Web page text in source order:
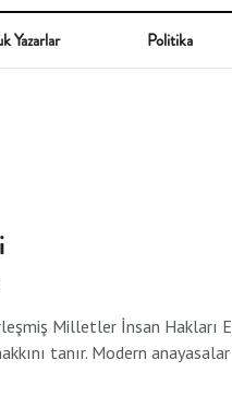
Yazarlar Politika
Milletler İnsan Hakları
tanır. Modern